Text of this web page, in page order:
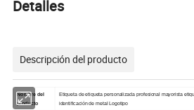
Detalles
Descripción del producto
Nombre del
producto
Etiqueta de etiqueta personalizada profesional mayorista
identificación de metal Logotipo